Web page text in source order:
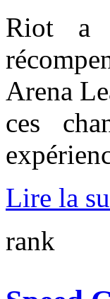
Riot a
Arena
ces
Lire la
rank